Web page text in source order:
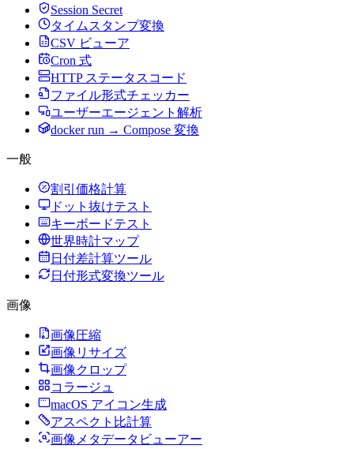
Session Secret
タイムスタンプ変換
CSV ビューア
Cron 式
HTTP ステータスコード
ファイル形式チェッカー
ユーザーエージェント解析
docker run → Compose 変換
一般
割引価格計算
ドット抜けテスト
キーボードテスト
世界時計マップ
日付差計算ツール
日付形式変換ツール
画像
画像圧縮
画像リサイズ
画像クロップ
コラージュ
macOS アイコン生成
アスペクト比計算
画像メタデータビューアー